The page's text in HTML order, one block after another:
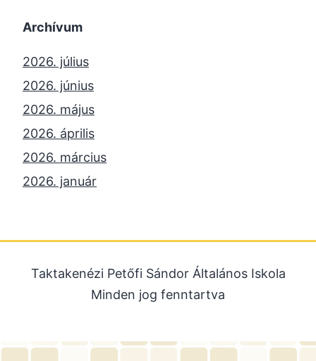
Archívum
2026. július
2026. június
2026. május
2026. április
2026. március
2026. január
2025. július
2025. június
2025. április
Taktakenézi Petőfi Sándor Általános Iskola
Minden jog fenntartva